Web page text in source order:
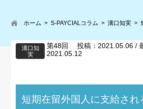
ホーム S-PAYCIALコラム 溝口知実
溝口知
実
第48回 投稿：2021.05.06 /
2021.05.12
短期在留外国人に支給され